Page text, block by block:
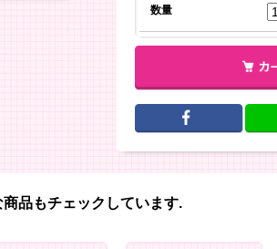
数量
品もチェックしています.